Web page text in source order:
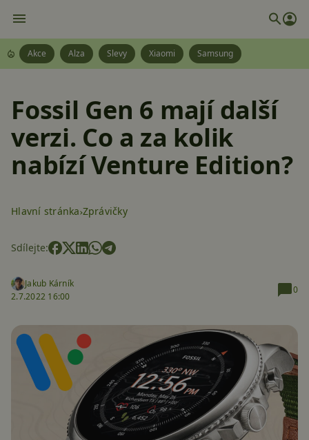
Akce Alza Slevy Xiaomi Samsung
Fossil Gen 6 mají další
verzi. Co a za kolik
nabízí Venture Edition?
Hlavní stránka Zprávičky
Sdílejte:
Jakub Kárník
2.7.2022 16:00
0